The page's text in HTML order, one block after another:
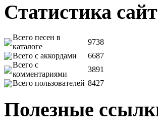
Статистика
Всего песен в
каталоге
9738
Всего с аккордами
6687
Всего с
комментариями
3891
Всего пользователей 8427
Полезные